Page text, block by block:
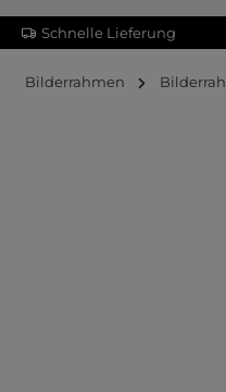
Schnelle Lieferung
Bilderrahmen